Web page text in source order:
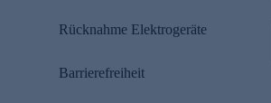
Rücknahme Elektrogeräte
Barrierefreiheit